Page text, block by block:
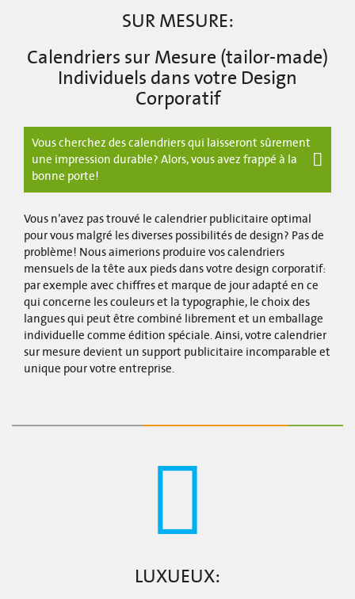
SUR MESURE:
Calendriers sur Mesure (tailor-made)
Individuels dans votre Design
Corporatif
Vous cherchez des calendriers qui laisseront sûrement
une impression durable? Alors, vous avez frappé à la
bonne porte!
Vous n’avez pas trouvé le calendrier publicitaire optimal
pour vous malgré les diverses possibilités de design? Pas de
problème! Nous aimerions produire vos calendriers
mensuels de la tête aux pieds dans votre design corporatif:
par exemple avec chiffres et marque de jour adapté en ce
qui concerne les couleurs et la typographie, le choix des
langues qui peut être combiné librement et un emballage
individuelle comme édition spéciale. Ainsi, votre calendrier
sur mesure devient un support publicitaire incomparable et
unique pour votre entreprise.
LUXUEUX: